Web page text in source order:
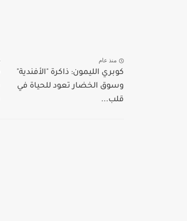
منذ عام
كوبري الليمون: ذاكرة "الأفندية"
وسوق الخضار تعود للحياة في
قلب...